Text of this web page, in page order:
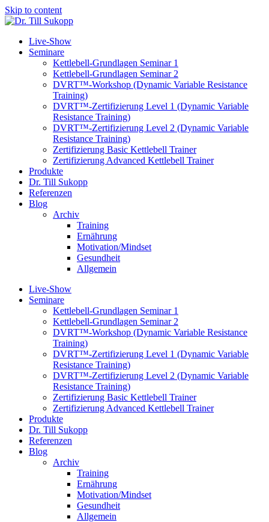
Skip to content
Live-Show
Seminare
Kettlebell-Grundlagen Seminar 1
Kettlebell-Grundlagen Seminar 2
DVRT™-Workshop (Dynamic Variable Resistance
Training)
DVRT™-Zertifizierung Level 1 (Dynamic Variable
Resistance Training)
DVRT™-Zertifizierung Level 2 (Dynamic Variable
Resistance Training)
Zertifizierung Basic Kettlebell Trainer
Zertifizierung Advanced Kettlebell Trainer
Produkte
Dr. Till Sukopp
Referenzen
Blog
Archiv
Training
Ernährung
Motivation/Mindset
Gesundheit
Allgemein
Live-Show
Seminare
Kettlebell-Grundlagen Seminar 1
Kettlebell-Grundlagen Seminar 2
DVRT™-Workshop (Dynamic Variable Resistance
Training)
DVRT™-Zertifizierung Level 1 (Dynamic Variable
Resistance Training)
DVRT™-Zertifizierung Level 2 (Dynamic Variable
Resistance Training)
Zertifizierung Basic Kettlebell Trainer
Zertifizierung Advanced Kettlebell Trainer
Produkte
Dr. Till Sukopp
Referenzen
Blog
Archiv
Training
Ernährung
Motivation/Mindset
Gesundheit
Allgemein